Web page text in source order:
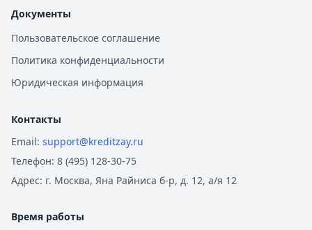
Документы
Пользовательское соглашение
Политика конфиденциальности
Юридическая информация
Контакты
Email: support@kreditzay.ru
Телефон: 8 (495) 128-30-75
Адрес: г. Москва, Яна Райниса б-р, д. 12, а/я 12
Время работы